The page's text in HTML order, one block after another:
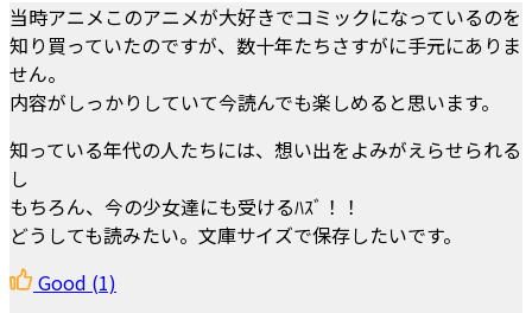
当時アニメこのアニメが大好きでコミックになっているのを
知り買っていたのですが、数十年たちさすがに手元にありま
せん。
内容がしっかりしていて今読んでも楽しめると思います。
知っている年代の人たちには、想い出をよみがえらせられる
し
もちろん、今の少女達にも受けるﾊｽﾞ！！
どうしても読みたい。文庫サイズで保存したいです。
Good (1)